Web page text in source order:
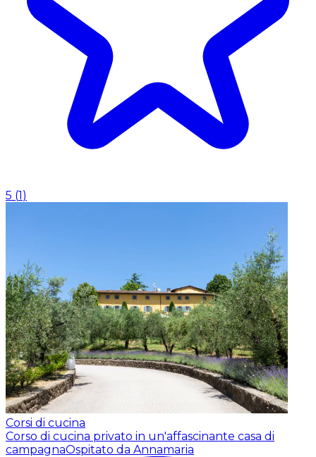
5 (1 )
Corsi di cucina
Corso di cucina privato in un'affascinante casa di
campagnaOspitato da Annamaria